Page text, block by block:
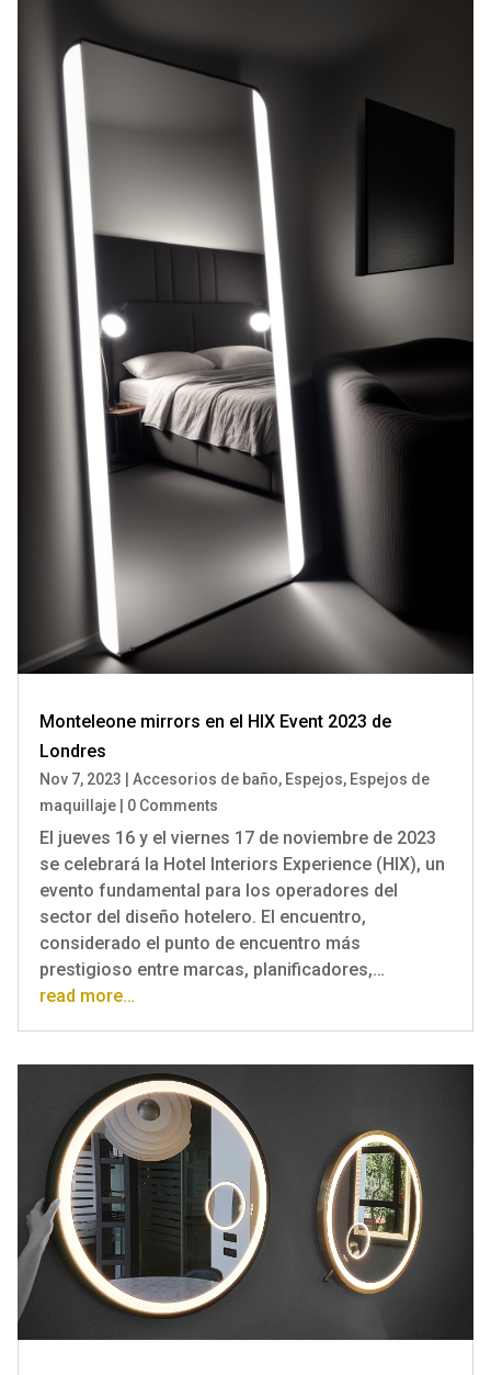
Monteleone mirrors en el HIX Event 2023 de
Londres
Nov 7, 2023 Accesorios de baño, Espejos, Espejos de
maquillaje
0 Comments
El jueves 16 y el viernes 17 de noviembre de 2023
se celebrará la Hotel Interiors Experience (HIX), un
evento fundamental para los operadores del
sector del diseño hotelero. El encuentro,
considerado el punto de encuentro más
prestigioso entre marcas, planificadores,…
read more…